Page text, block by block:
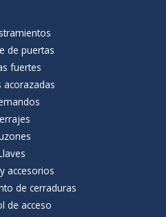
de puertas
fuertes
acorazadas
accesorios
de cerraduras
de acceso